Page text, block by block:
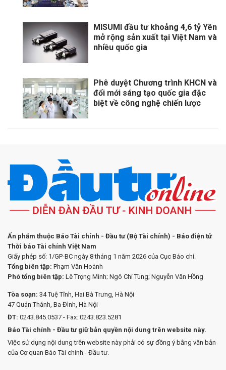
MISUMI đầu tư khoảng 4,6 tỷ Yên
mở rộng sản xuất tại Việt Nam và
nhiều quốc gia
Phê duyệt Chương trình KHCN và
đổi mới sáng tạo quốc gia đặc
biệt về công nghệ chiến lược
Ấn phẩm thuộc Báo Tài chính - Đầu tư (Bộ Tài chính) - Báo điện tử
Thời báo Tài chính Việt Nam
Giấy phép số: 1/GP-BC ngày 8 tháng 1 năm 2026 của Cục Báo chí.
Tổng biên tập: Phạm Văn Hoành
Phó tổng biên tập: Lê Trọng Minh; Ngô Chí Tùng; Nguyễn Văn Hồng
Tòa soạn: 34 Tuệ Tĩnh, Hai Bà Trưng, Hà Nội
47 Quán Thánh, Ba Đình, Hà Nội
ĐT: 0243.845.0537 - Fax: 0243.823.5281
Báo Tài chính - Đầu tư giữ bản quyền nội dung trên website này.
Việc sử dụng nội dung trên website này phải có sự đồng ý bằng văn bản
của Cơ quan Báo Tài chính - Đầu tư.